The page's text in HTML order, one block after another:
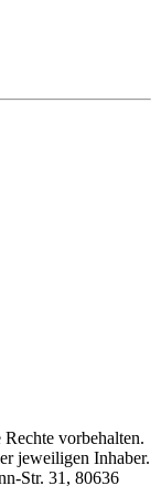
vorbehalten.
jeweiligen Inhaber.
Str. 31, 80636